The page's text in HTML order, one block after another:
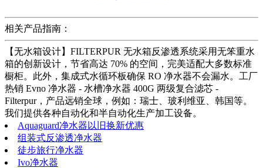
相关产品指南：
【无水箱设计】FILTERPUR 无水箱反渗透系统采用无笨重水
箱的创新设计，节省高达 70% 的空间，完美适配大多数标准
橱柜。此外，集成式水循环板确保 RO 净水器不会漏水。工厂
热销 Evno 净水器 - 水槽净水器 400G 两级复合滤芯 -
Filterpur，产品远销全球，例如：瑞士、玻利维亚、韩国等。
我们提供各种自动化和半自动化生产加工设备。
Aquaguard净水器以旧换新优惠
组装式反渗透净水器
徒步旅行净水器
Ivo净水器